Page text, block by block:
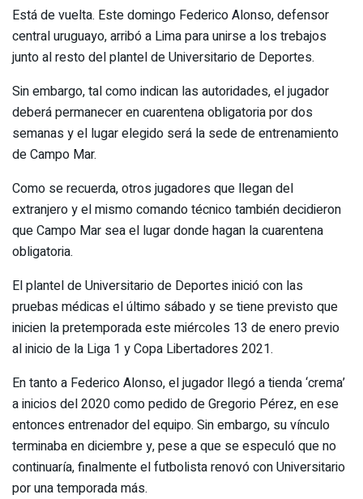
Está de vuelta. Este domingo Federico Alonso, defensor
central uruguayo, arribó a Lima para unirse a los trebajos
junto al resto del plantel de Universitario de Deportes.
Sin embargo, tal como indican las autoridades, el jugador
deberá permanecer en cuarentena obligatoria por dos
semanas y el lugar elegido será la sede de entrenamiento
de Campo Mar.
Como se recuerda, otros jugadores que llegan del
extranjero y el mismo comando técnico también decidieron
que Campo Mar sea el lugar donde hagan la cuarentena
obligatoria.
El plantel de Universitario de Deportes inició con las
pruebas médicas el último sábado y se tiene previsto que
inicien la pretemporada este miércoles 13 de enero previo
al inicio de la Liga 1 y Copa Libertadores 2021.
En tanto a Federico Alonso, el jugador llegó a tienda ‘crema’
a inicios del 2020 como pedido de Gregorio Pérez, en ese
entonces entrenador del equipo. Sin embargo, su vínculo
terminaba en diciembre y, pese a que se especuló que no
continuaría, finalmente el futbolista renovó con Universitario
por una temporada más.